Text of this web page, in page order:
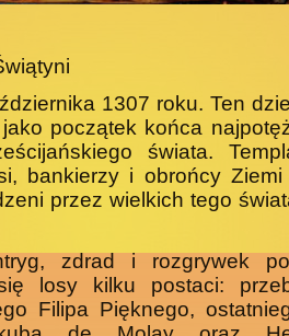
1307 roku. Ten
początek końca
świata.
bankierzy i obrońcy
przez wielkich tego
zdrad i rozgrywek
losy kilku postaci:
Filipa Pięknego,